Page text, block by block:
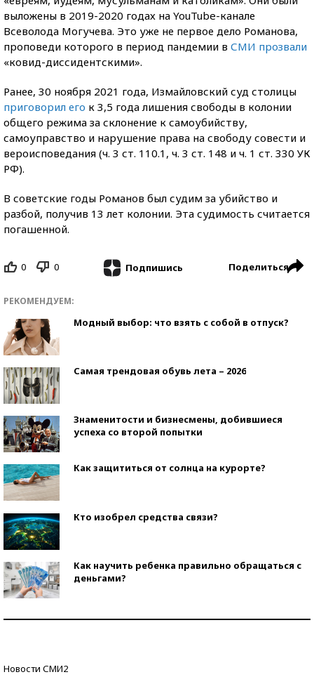
выложены в 2019-2020 годах на YouTube-канале
Всеволода Могучева. Это уже не первое дело Романова,
проповеди которого в период пандемии в СМИ прозвали
«ковид-диссидентскими».
Ранее, 30 ноября 2021 года, Измайловский суд столицы
приговорил его к 3,5 года лишения свободы в колонии
общего режима за склонение к самоубийству,
самоуправство и нарушение права на свободу совести и
вероисповедания (ч. 3 ст. 110.1, ч. 3 ст. 148 и ч. 1 ст. 330 УК
РФ).
В советские годы Романов был судим за убийство и
разбой, получив 13 лет колонии. Эта судимость считается
погашенной.
0 0 Подпишись Поделиться
РЕКОМЕНДУЕМ:
Модный выбор: что взять с собой в отпуск?
Самая трендовая обувь лета – 2026
Знаменитости и бизнесмены, добившиеся
успеха со второй попытки
Как защититься от солнца на курорте?
Кто изобрел средства связи?
Как научить ребенка правильно обращаться с
деньгами?
Новости СМИ2